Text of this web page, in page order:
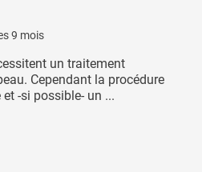
9 mois
un traitement
Cependant la procédure
-si possible- un ...